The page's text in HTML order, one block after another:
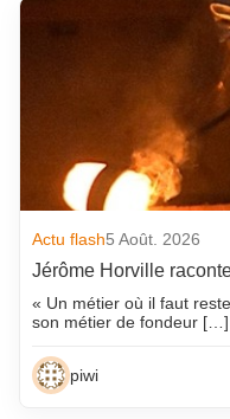
Actu flash5 Août. 2026
Jérôme Horville
« Un métier où il faut
son métier de fondeur […]
piwi